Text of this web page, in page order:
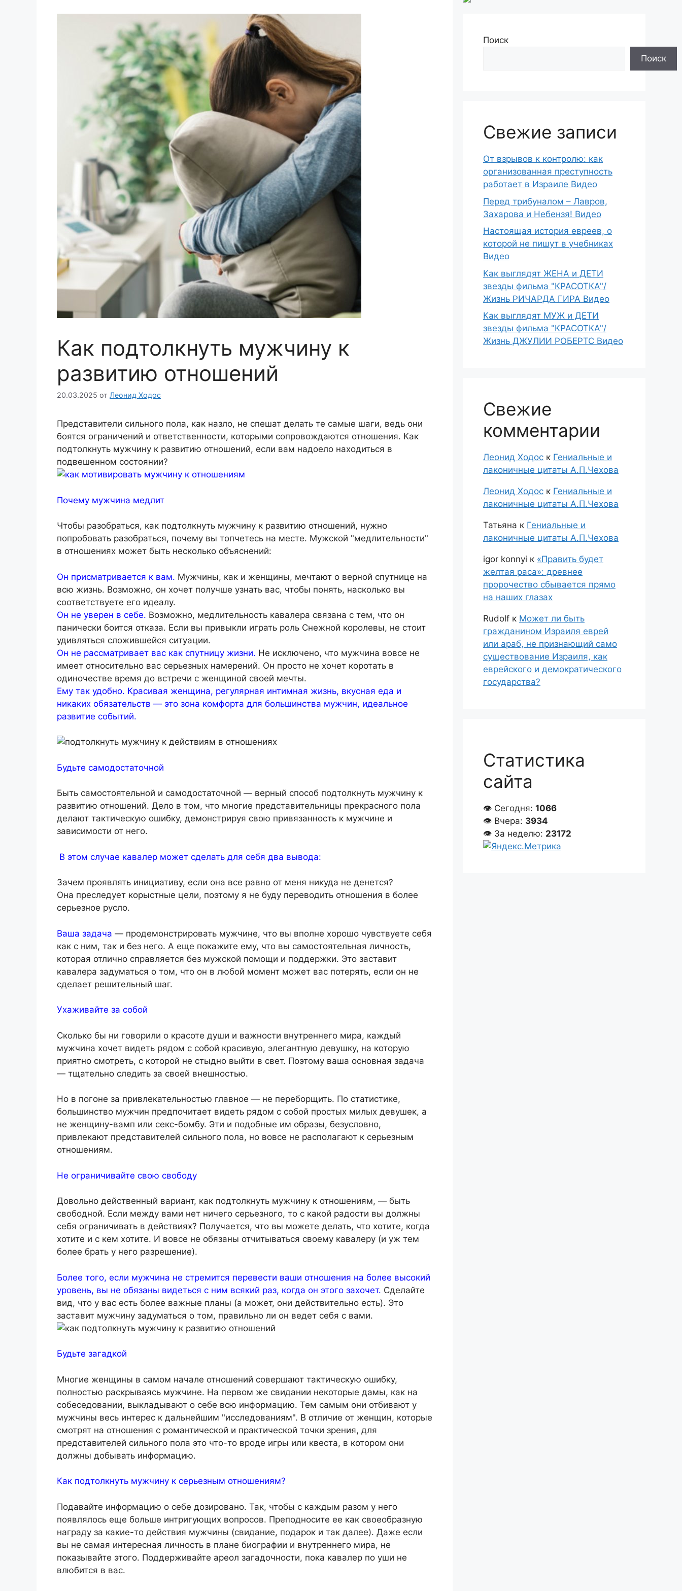
Как подтолкнуть мужчину к
развитию отношений
20.03.2025 от Леонид Ходос
Представители сильного пола, как назло, не спешат делать те самые шаги, ведь они
боятся ограничений и ответственности, которыми сопровождаются отношения. Как
подтолкнуть мужчину к развитию отношений, если вам надоело находиться в
подвешенном состоянии?
Почему мужчина медлит
Чтобы разобраться, как подтолкнуть мужчину к развитию отношений, нужно
попробовать разобраться, почему вы топчетесь на месте. Мужской "медлительности"
в отношениях может быть несколько объяснений:
Он присматривается к вам. Мужчины, как и женщины, мечтают о верной спутнице на
всю жизнь. Возможно, он хочет получше узнать вас, чтобы понять, насколько вы
соответствуете его идеалу.
Он не уверен в себе. Возможно, медлительность кавалера связана с тем, что он
панически боится отказа. Если вы привыкли играть роль Снежной королевы, не стоит
удивляться сложившейся ситуации.
Он не рассматривает вас как спутницу жизни. Не исключено, что мужчина вовсе не
имеет относительно вас серьезных намерений. Он просто не хочет коротать в
одиночестве время до встречи с женщиной своей мечты.
Ему так удобно. Красивая женщина, регулярная интимная жизнь, вкусная еда и
никаких обязательств — это зона комфорта для большинства мужчин, идеальное
развитие событий.
Будьте самодостаточной
Быть самостоятельной и самодостаточной — верный способ подтолкнуть мужчину к
развитию отношений. Дело в том, что многие представительницы прекрасного пола
делают тактическую ошибку, демонстрируя свою привязанность к мужчине и
зависимости от него.
В этом случае кавалер может сделать для себя два вывода:
Зачем проявлять инициативу, если она все равно от меня никуда не денется?
Она преследует корыстные цели, поэтому я не буду переводить отношения в более
серьезное русло.
Ваша задача — продемонстрировать мужчине, что вы вполне хорошо чувствуете себя
как с ним, так и без него. А еще покажите ему, что вы самостоятельная личность,
которая отлично справляется без мужской помощи и поддержки. Это заставит
кавалера задуматься о том, что он в любой момент может вас потерять, если он не
сделает решительный шаг.
Ухаживайте за собой
Сколько бы ни говорили о красоте души и важности внутреннего мира, каждый
мужчина хочет видеть рядом с собой красивую, элегантную девушку, на которую
приятно смотреть, с которой не стыдно выйти в свет. Поэтому ваша основная задача
— тщательно следить за своей внешностью.
Но в погоне за привлекательностью главное — не переборщить. По статистике,
большинство мужчин предпочитает видеть рядом с собой простых милых девушек, а
не женщину-вамп или секс-бомбу. Эти и подобные им образы, безусловно,
привлекают представителей сильного пола, но вовсе не располагают к серьезным
отношениям.
Не ограничивайте свою свободу
Довольно действенный вариант, как подтолкнуть мужчину к отношениям, — быть
свободной. Если между вами нет ничего серьезного, то с какой радости вы должны
себя ограничивать в действиях? Получается, что вы можете делать, что хотите, когда
хотите и с кем хотите. И вовсе не обязаны отчитываться своему кавалеру (и уж тем
более брать у него разрешение).
Более того, если мужчина не стремится перевести ваши отношения на более высокий
уровень, вы не обязаны видеться с ним всякий раз, когда он этого захочет. Сделайте
вид, что у вас есть более важные планы (а может, они действительно есть). Это
заставит мужчину задуматься о том, правильно ли он ведет себя с вами.
Будьте загадкой
Многие женщины в самом начале отношений совершают тактическую ошибку,
полностью раскрываясь мужчине. На первом же свидании некоторые дамы, как на
собеседовании, выкладывают о себе всю информацию. Тем самым они отбивают у
мужчины весь интерес к дальнейшим "исследованиям". В отличие от женщин, которые
смотрят на отношения с романтической и практической точки зрения, для
представителей сильного пола это что-то вроде игры или квеста, в котором они
должны добывать информацию.
Как подтолкнуть мужчину к серьезным отношениям?
Подавайте информацию о себе дозировано. Так, чтобы с каждым разом у него
появлялось еще больше интригующих вопросов. Преподносите ее как своеобразную
награду за какие-то действия мужчины (свидание, подарок и так далее). Даже если
вы не самая интересная личность в плане биографии и внутреннего мира, не
показывайте этого. Поддерживайте ареол загадочности, пока кавалер по уши не
влюбится в вас.
Поиск
Поиск
Свежие записи
От взрывов к контролю: как
организованная преступность
работает в Израиле Видео
Перед трибуналом – Лавров,
Захарова и Небензя! Видео
Настоящая история евреев, о
которой не пишут в учебниках
Видео
Как выглядят ЖЕНА и ДЕТИ
звезды фильма "КРАСОТКА"/
Жизнь РИЧАРДА ГИРА Видео
Как выглядят МУЖ и ДЕТИ
звезды фильма "КРАСОТКА"/
Жизнь ДЖУЛИИ РОБЕРТС Видео
Свежие
комментарии
Леонид Ходос к Гениальные и
лаконичные цитаты А.П.Чехова
Леонид Ходос к Гениальные и
лаконичные цитаты А.П.Чехова
Татьяна к Гениальные и
лаконичные цитаты А.П.Чехова
igor konnyi к «Править будет
желтая раса»: древнее
пророчество сбывается прямо
на наших глазах
Rudolf к Может ли быть
гражданином Израиля еврей
или араб, не признающий само
существование Израиля, как
еврейского и демократического
государства?
Статистика
сайта
👁 Сегодня: 1066
👁 Вчера: 3934
👁 За неделю: 23172